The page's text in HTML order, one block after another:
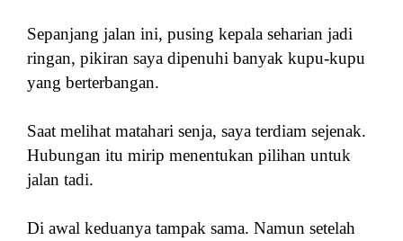
Sepanjang jalan ini, pusing kepala seharian jadi
ringan, pikiran saya dipenuhi banyak kupu-kupu
yang berterbangan.
Saat melihat matahari senja, saya terdiam sejenak.
Hubungan itu mirip menentukan pilihan untuk
jalan tadi.
Di awal keduanya tampak sama. Namun setelah